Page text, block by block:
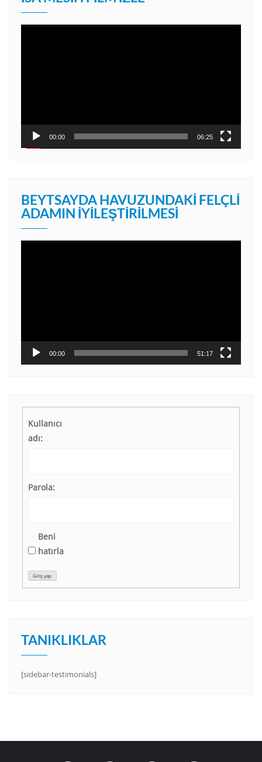
00:00 06:25
BEYTSAYDA HAVUZUNDAKI FELÇLI
ADAMIN İYILEŞTIRILMESI
00:00 51:17
Kullanıcı
adı:
Parola:
Beni
hatırla
Giriş yap
TANIKLIKLAR
[sidebar-testimonials]